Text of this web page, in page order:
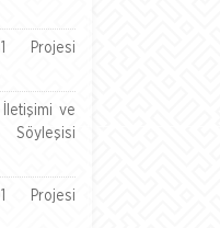
Projesi
İletişimi ve
Projesi